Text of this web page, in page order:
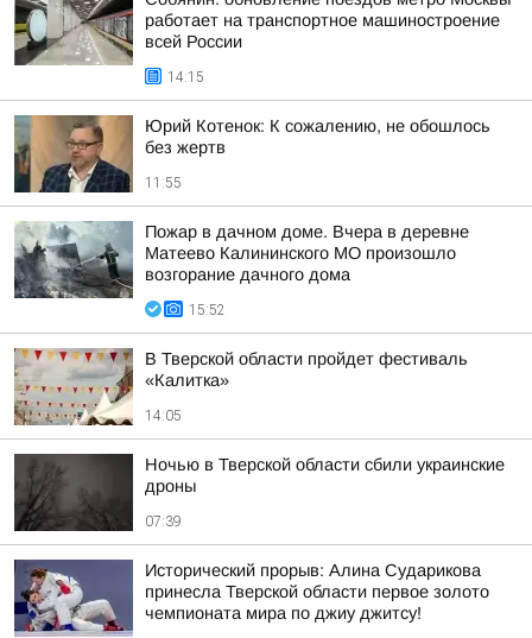
работает на транспортное машиностроение
всей России
14:15
Юрий Котенок: К сожалению, не обошлось
без жертв
11:55
Пожар в дачном доме. Вчера в деревне
Матеево Калининского МО произошло
возгорание дачного дома
15:52
В Тверской области пройдет фестиваль
«Калитка»
14:05
Ночью в Тверской области сбили украинские
дроны
07:39
Исторический прорыв: Алина Сударикова
принесла Тверской области первое золото
чемпионата мира по джиу джитсу!